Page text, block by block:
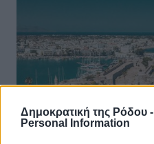
Δημοκρατική της Ρόδου -
Personal Information